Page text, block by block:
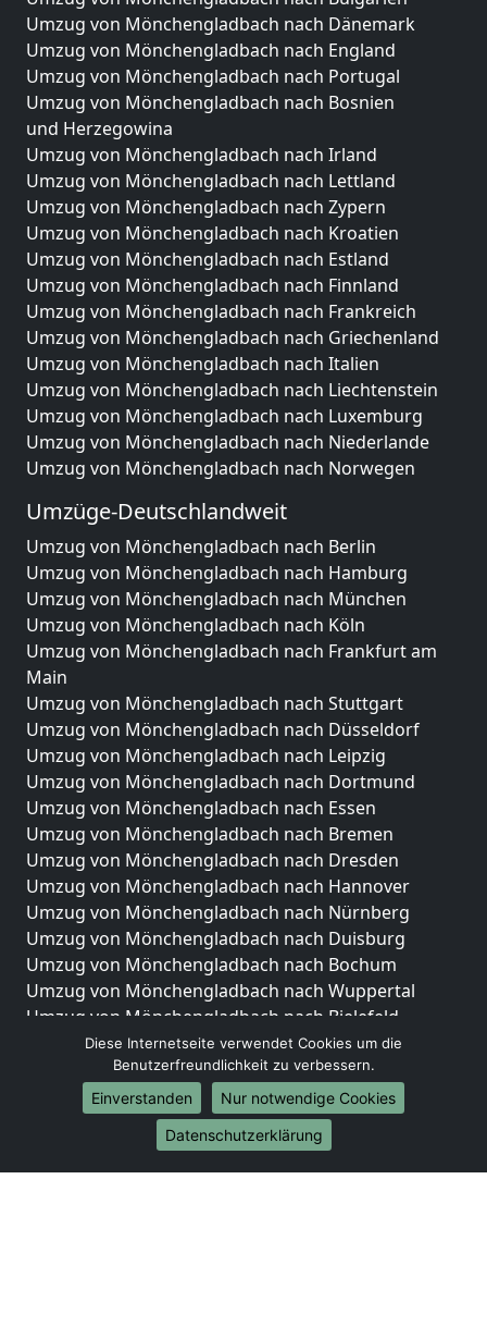
Umzug von Mönchengladbach nach Dänemark
Umzug von Mönchengladbach nach England
Umzug von Mönchengladbach nach Portugal
Umzug von Mönchengladbach nach Bosnien
und Herzegowina
Umzug von Mönchengladbach nach Irland
Umzug von Mönchengladbach nach Lettland
Umzug von Mönchengladbach nach Zypern
Umzug von Mönchengladbach nach Kroatien
Umzug von Mönchengladbach nach Estland
Umzug von Mönchengladbach nach Finnland
Umzug von Mönchengladbach nach Frankreich
Umzug von Mönchengladbach nach Griechenland
Umzug von Mönchengladbach nach Italien
Umzug von Mönchengladbach nach Liechtenstein
Umzug von Mönchengladbach nach Luxemburg
Umzug von Mönchengladbach nach Niederlande
Umzug von Mönchengladbach nach Norwegen
Umzüge-Deutschlandweit
Umzug von Mönchengladbach nach Berlin
Umzug von Mönchengladbach nach Hamburg
Umzug von Mönchengladbach nach München
Umzug von Mönchengladbach nach Köln
Umzug von Mönchengladbach nach Frankfurt am
Main
Umzug von Mönchengladbach nach Stuttgart
Umzug von Mönchengladbach nach Düsseldorf
Umzug von Mönchengladbach nach Leipzig
Umzug von Mönchengladbach nach Dortmund
Umzug von Mönchengladbach nach Essen
Umzug von Mönchengladbach nach Bremen
Umzug von Mönchengladbach nach Dresden
Umzug von Mönchengladbach nach Hannover
Umzug von Mönchengladbach nach Nürnberg
Umzug von Mönchengladbach nach Duisburg
Umzug von Mönchengladbach nach Bochum
Umzug von Mönchengladbach nach Wuppertal
Umzug von Mönchengladbach nach Bielefeld
Umzug von Mönchengladbach nach Bonn
Umzug von Mönchengladbach nach Münster
Internationale-Umzüge
Umzug von Mönchengladbach nach Brasilien
Umzug von Mönchengladbach nach Brunei
Diese Internetseite verwendet Cookies um die
Benutzerfreundlichkeit zu verbessern.
Einverstanden
Nur notwendige Cookies
Datenschutzerklärung